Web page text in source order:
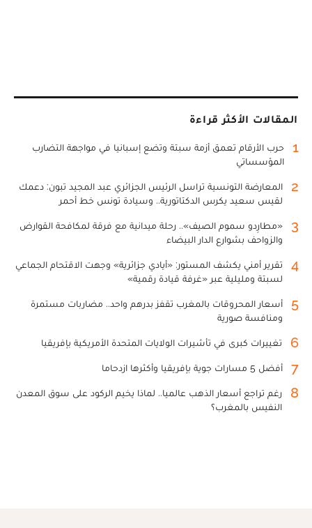
المقالات الأكثر قراءة
1
حرب الأرقام تعمق أزمة سبتة وتضع إسبانيا في مواجهة التضارب
المؤسساتي
2
المعارضة التونسية تراسل الرئيس الجزائري عبد المجيد تبون: دعمك
لقيس سعيد يكرس الدكتاتورية.. وسيادة تونس خط أحمر
3
«مطارِدو سموم الصيف».. رحلة ميدانية مع فرقة لمكافحة القوارض
والزواحف بشوارع الدار البيضاء
4
تقرير أمني يكشف المستور: «أيادي جزائرية» وجهت الاقتحام الجماعي
لسبتة ومليلية عبر «غرفة قيادة رقمية»
5
أسعار المحروقات بالمغرب تقفز بدرهم واحد.. مضاربات مستمرة
ومنافسة صورية
6 تغييرات كبرى في تأشيرات الولايات المتحدة الأمريكية بإفريقيا
7 أفضل 5 مسارات جوية بإفريقيا وأكثرها ازدحاما
8
رغم تراجع أسعار الذهب عالميا.. لماذا يخيم الركود على سوق المعدن
النفيس بالمغرب؟